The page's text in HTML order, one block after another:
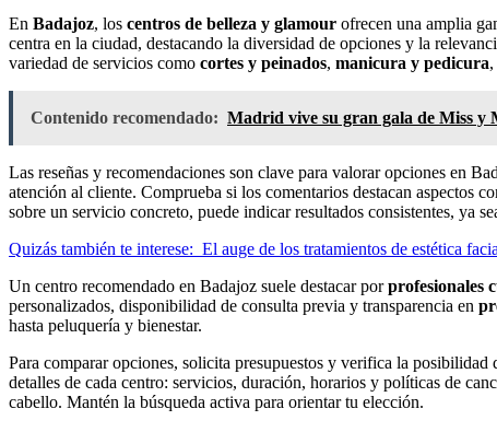
En Badajoz, los centros de belleza y glamour ofrecen una amplia
centra en la ciudad, destacando la diversidad de opciones y la
variedad de servicios como cortes y peinados, manicura y pedicura,
Contenido recomendado: Madrid vive su gran gala de Miss y
Las reseñas y recomendaciones son clave para valorar opciones en
atención al cliente. Comprueba si los comentarios destacan aspectos
sobre un servicio concreto, puede indicar resultados consistentes, ya
Quizás también te interese: El auge de los tratamientos de estética
Un centro recomendado en Badajoz suele destacar porprofesionales
personalizados, disponibilidad de consulta previa y transparencia en
hasta peluquería y bienestar.
Para comparar opciones, solicita presupuestos y verifica la posibilidad
detalles de cada centro: servicios, duración, horarios y políticas de
cabello. Mantén la búsqueda activa para orientar tu elección.